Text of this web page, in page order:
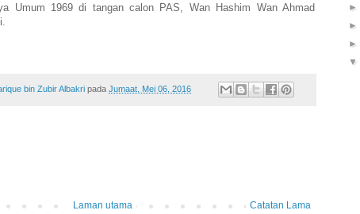
Umum 1969 di tangan calon PAS, Wan Hashim Wan Ahmad
bin Zubir Albakri pada Jumaat, Mei 06, 2016
Catatan Lama
Laman utama
►
►
►
▼